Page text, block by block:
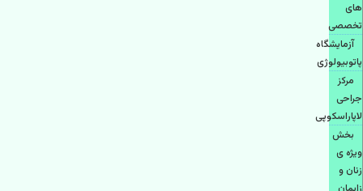
های
تخصصی
آزمایشگاه
پاتوبیولوژی
مرکز
جراحی
لاپاراسکوپی
بخش
ویژه ی
زنان و